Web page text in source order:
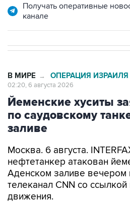
Получать оперативные
канале
В МИРЕ → ОПЕРАЦИЯ
02:20, 6 августа 2026
Йеменские хуситы
по саудовскому
заливе
Москва. 6 августа.
нефтетанкер атакован
Аденском заливе вечером
телеканал CNN со
движения.